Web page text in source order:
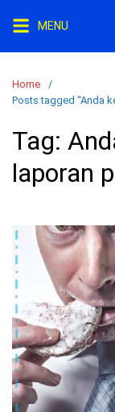
content
MENU
Home
Posts tagged “Anda
Tag:
laporan